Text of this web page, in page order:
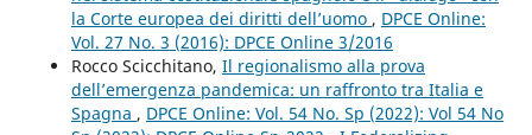
la Corte europea dei diritti dell’uomo , DPCE Online:
Vol. 27 No. 3 (2016): DPCE Online 3/2016
Rocco Scicchitano, Il regionalismo alla prova
dell’emergenza pandemica: un raffronto tra Italia e
Spagna , DPCE Online: Vol. 54 No. Sp (2022): Vol 54 No